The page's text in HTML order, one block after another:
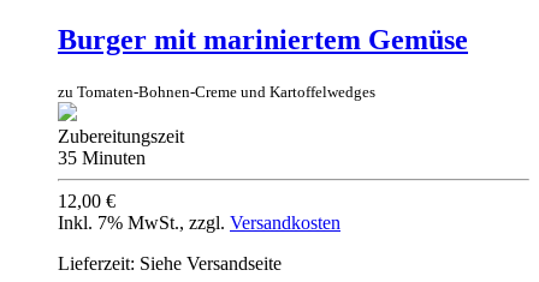
Burger mit mariniertem Gemüse
zu Tomaten-Bohnen-Creme und Kartoffelwedges
Zubereitungszeit
35 Minuten
12,00 €
Inkl. 7% MwSt., zzgl. Versandkosten
Lieferzeit: Siehe Versandseite